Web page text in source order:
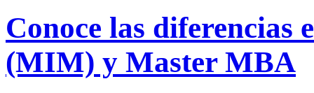
Conoce las diferencias
(MIM) y Master MBA